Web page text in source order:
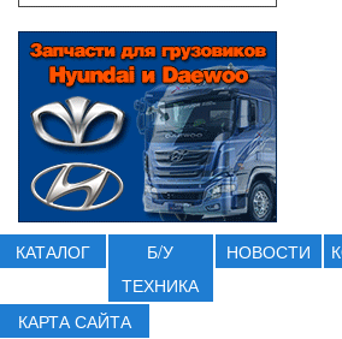
КАТАЛОГ
Б/У
ТЕХНИКА
НОВОСТИ
КАРТА САЙТА